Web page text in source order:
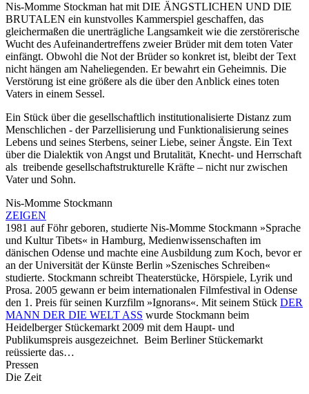
Nis-Momme Stockman hat mit DIE ÄNGSTLICHEN UND DIE
BRUTALEN ein kunstvolles Kammerspiel geschaffen, das
gleichermaßen die unerträgliche Langsamkeit wie die zerstörerische
Wucht des Aufeinandertreffens zweier Brüder mit dem toten Vater
einfängt. Obwohl die Not der Brüder so konkret ist, bleibt der Text
nicht hängen am Naheliegenden. Er bewahrt ein Geheimnis. Die
Verstörung ist eine größere als die über den Anblick eines toten
Vaters in einem Sessel.
Ein Stück über die gesellschaftlich institutionalisierte Distanz zum
Menschlichen - der Parzellisierung und Funktionalisierung seines
Lebens und seines Sterbens, seiner Liebe, seiner Ängste. Ein Text
über die Dialektik von Angst und Brutalität, Knecht- und Herrschaft
als treibende gesellschaftstrukturelle Kräfte – nicht nur zwischen
Vater und Sohn.
Nis-Momme Stockmann
ZEIGEN
1981 auf Föhr geboren, studierte Nis-Momme Stockmann »Sprache
und Kultur Tibets« in Hamburg, Medienwissenschaften im
dänischen Odense und machte eine Ausbildung zum Koch, bevor er
an der Universität der Künste Berlin »Szenisches Schreiben«
studierte. Stockmann schreibt Theaterstücke, Hörspiele, Lyrik und
Prosa. 2005 gewann er beim internationalen Filmfestival in Odense
den 1. Preis für seinen Kurzfilm »Ignorans«. Mit seinem Stück DER
MANN DER DIE WELT ASS wurde Stockmann beim
Heidelberger Stückemarkt 2009 mit dem Haupt- und
Publikumspreis ausgezeichnet. Beim Berliner Stückemarkt
reüssierte das…
Pressen
Die Zeit